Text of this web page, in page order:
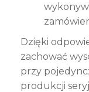
Dzięki
zachować
przy
produkcji